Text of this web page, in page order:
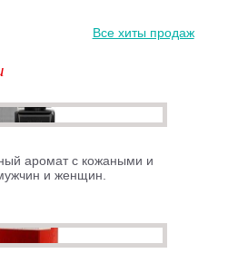
Все хиты продаж
аромат с кожаными и
и женщин.